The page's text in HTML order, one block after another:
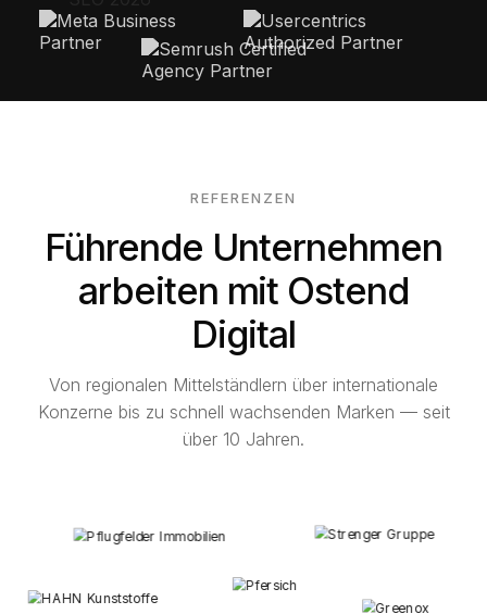
REFERENZEN
Führende Unternehmen
arbeiten mit Ostend
Digital
Von regionalen Mittelständlern über internationale
Konzerne bis zu schnell wachsenden Marken — seit
über 10 Jahren.